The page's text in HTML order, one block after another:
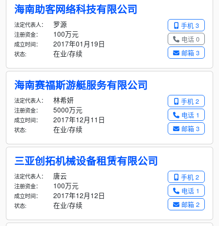
海南助客网络科技有限公司
手机 3
电话 0
邮箱 3
法定代表人： 罗源
注册资金： 100万元
成立时间： 2017年01月19日
状态: 在业/存续
海南赛福斯游艇服务有限公司
手机 2
电话 1
邮箱 3
法定代表人： 林希妍
注册资金： 5000万元
成立时间： 2017年12月11日
状态: 在业/存续
三亚创拓机械设备租赁有限公司
手机 2
电话 1
邮箱 2
法定代表人： 唐云
注册资金： 100万元
成立时间： 2017年12月12日
状态: 在业/存续